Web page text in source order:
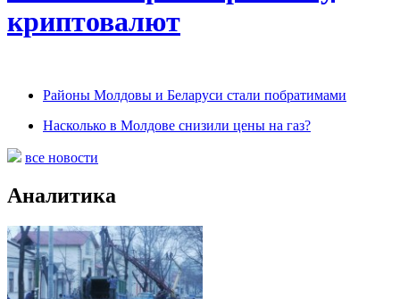
криптовалют
Районы Молдовы и Беларуси стали побратимами
Насколько в Молдове снизили цены на газ?
все новости
Аналитика